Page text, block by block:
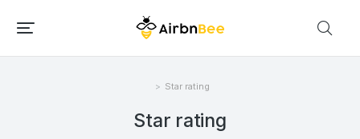
Star rating
Star rating